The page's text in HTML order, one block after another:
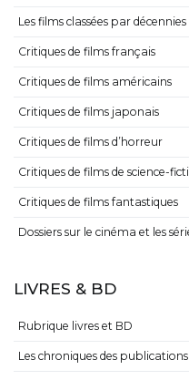
Les films classées par décennies
Critiques de films français
Critiques de films américains
Critiques de films japonais
Critiques de films d’horreur
Critiques de films de science-
Critiques de films fantastiques
Dossiers sur le cinéma et les
LIVRES & BD
Rubrique livres et BD
Les chroniques des publications